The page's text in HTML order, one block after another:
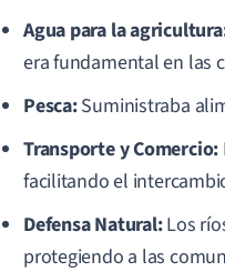
Agua para la
era fundamental en las
Pesca:Suministraba
Transporte y Comercio:
facilitando el
Defensa Natural:Los
protegiendo a las